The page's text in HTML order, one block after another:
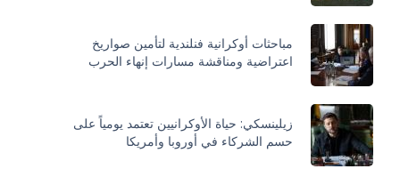
مباحثات أوكرانية فنلندية لتأمين صواريخ
اعتراضية ومناقشة مسارات إنهاء الحرب
زيلينسكي: حياة الأوكرانيين تعتمد يومياً على
حسم الشركاء في أوروبا وأمريكا